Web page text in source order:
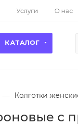
Услуги О нас
КАТАЛОГ
— Колготки
с